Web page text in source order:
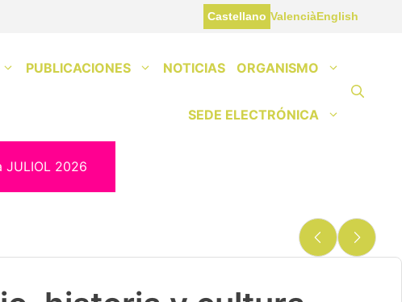
Castellano ValenciàEnglish
PUBLICACIONES NOTICIAS ORGANISMO
SEDE ELECTRÓNICA
JULIOL 2026